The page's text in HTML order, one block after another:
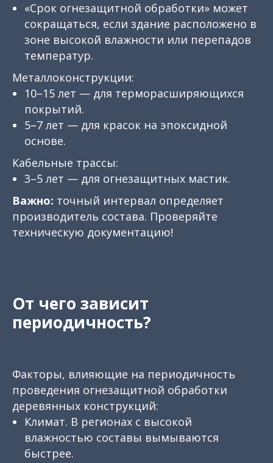
«Срок огнезащитной обработки» может
сокращаться, если здание расположено в
зоне высокой влажности или перепадов
температур.
Металлоконструкции:
10–15 лет — для терморасширяющихся
покрытий.
5–7 лет — для красок на эпоксидной
основе.
Кабельные трассы:
3–5 лет — для огнезащитных мастик.
Важно: точный интервал определяет
производитель состава. Проверяйте
техническую документацию!
От чего зависит
периодичность?
Факторы, влияющие на периодичность
проведения огнезащитной обработки
деревянных конструкций:
Климат. В регионах с высокой
влажностью составы вымываются
быстрее.